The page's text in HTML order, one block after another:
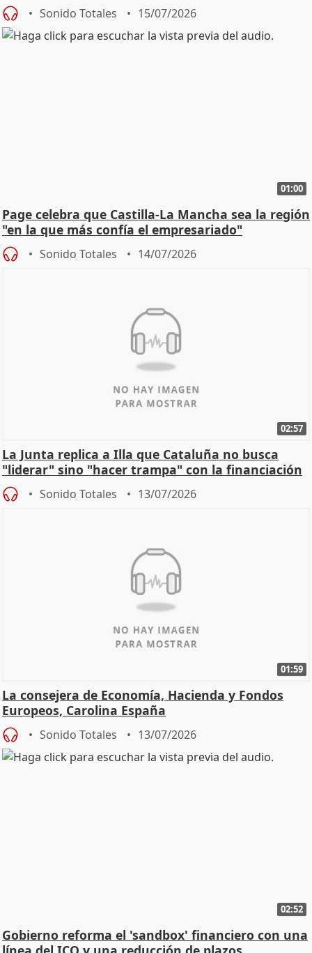
Sonido Totales 15/07/2026
01:00
Page celebra que Castilla-La Mancha sea la región
"en la que más confía el empresariado"
Sonido Totales 14/07/2026
02:57
La Junta replica a Illa que Cataluña no busca
"liderar" sino "hacer trampa" con la financiación
Sonido Totales 13/07/2026
01:59
La consejera de Economía, Hacienda y Fondos
Europeos, Carolina España
Sonido Totales 13/07/2026
02:52
Gobierno reforma el 'sandbox' financiero con una